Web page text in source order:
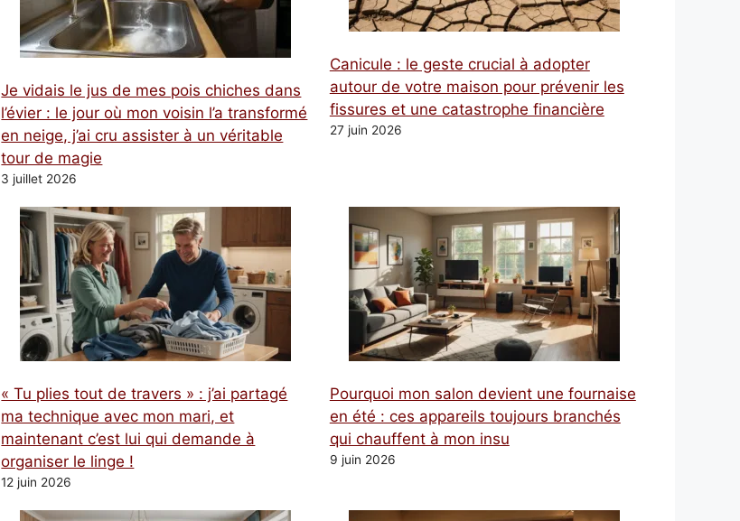
Je vidais le jus de mes pois chiches dans
l’évier : le jour où mon voisin l’a transformé
en neige, j’ai cru assister à un véritable
tour de magie
3 juillet 2026
Canicule : le geste crucial à adopter
autour de votre maison pour prévenir les
fissures et une catastrophe financière
27 juin 2026
« Tu plies tout de travers » : j’ai partagé
ma technique avec mon mari, et
maintenant c’est lui qui demande à
organiser le linge !
12 juin 2026
Pourquoi mon salon devient une fournaise
en été : ces appareils toujours branchés
qui chauffent à mon insu
9 juin 2026